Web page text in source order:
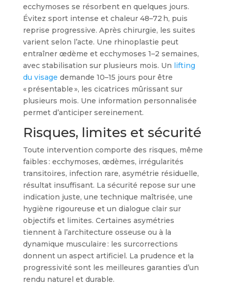
ecchymoses se résorbent en quelques jours.
Évitez sport intense et chaleur 48–72 h, puis
reprise progressive. Après chirurgie, les suites
varient selon l’acte. Une rhinoplastie peut
entraîner œdème et ecchymoses 1–2 semaines,
avec stabilisation sur plusieurs mois. Un lifting
du visage demande 10–15 jours pour être
« présentable », les cicatrices mûrissant sur
plusieurs mois. Une information personnalisée
permet d’anticiper sereinement.
Risques, limites et sécurité
Toute intervention comporte des risques, même
faibles : ecchymoses, œdèmes, irrégularités
transitoires, infection rare, asymétrie résiduelle,
résultat insuffisant. La sécurité repose sur une
indication juste, une technique maîtrisée, une
hygiène rigoureuse et un dialogue clair sur
objectifs et limites. Certaines asymétries
tiennent à l’architecture osseuse ou à la
dynamique musculaire : les surcorrections
donnent un aspect artificiel. La prudence et la
progressivité sont les meilleures garanties d’un
rendu naturel et durable.